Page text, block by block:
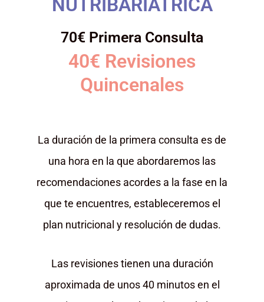
NUTRIBARIÁTRICA
70€ Primera Consulta
40€ Revisiones
Quincenales
La duración de la primera consulta es de
una hora en la que abordaremos las
recomendaciones acordes a la fase en la
que te encuentres, estableceremos el
plan nutricional y resolución de dudas.
Las revisiones tienen una duración
aproximada de unos 40 minutos en el